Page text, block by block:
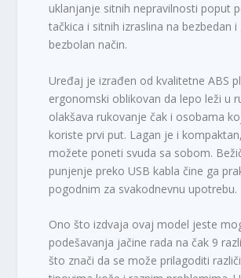
uklanjanje sitnih nepravilnosti poput
tačkica i sitnih izraslina na bezbedan
bezbolan način.
Uređaj je izrađen od kvalitetne ABS
ergonomski oblikovan da lepo leži u
olakšava rukovanje čak i osobama
koriste prvi put. Lagan je i
možete poneti svuda sa sobom.
punjenje preko USB kabla čine ga
pogodnim za svakodnevnu upotrebu.
Ono što izdvaja ovaj model jeste
podešavanja jačine rada na čak 9
što znači da se može prilagoditi